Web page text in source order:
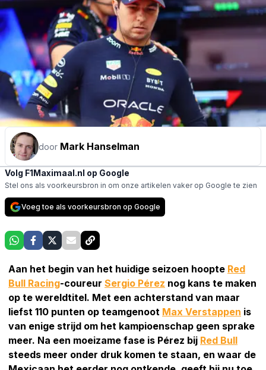
door Mark Hanselman
Volg F1Maximaal.nl op Google
Stel ons als voorkeursbron in om onze artikelen vaker op Google te zien
Voeg toe als voorkeursbron op Google
Aan het begin van het huidige seizoen hoopte Red
Bull Racing-coureur Sergio Pérez nog kans te maken
op te wereldtitel. Met een achterstand van maar
liefst 110 punten op teamgenoot Max Verstappen is
van enige strijd om het kampioenschap geen sprake
meer. Na een moeizame fase is Pérez bij Red Bull
steeds meer onder druk komen te staan, en waar de